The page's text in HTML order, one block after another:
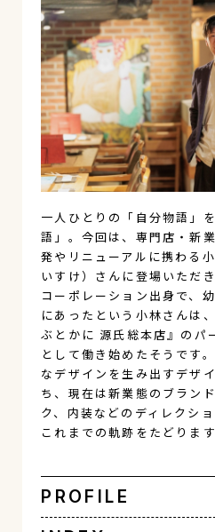
一人ひとりの「自分物語」
語」。今回は、専門店・新
発やリニューアルに携わる
いすけ）さんに登場いただ
コーポレーション出身で、
にあったという小林さんは
ぶとかに 源氏総本店』のパ
として働き始めたそうです
なデザインを生み出すデザ
ち、現在は新業態のブラン
ク、内装などのディレクシ
これまでの軌跡をたどります
PROFILE